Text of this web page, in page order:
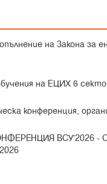
на Закона за
на ЕЦИХ в
конференция,
ВСУ’2026 -